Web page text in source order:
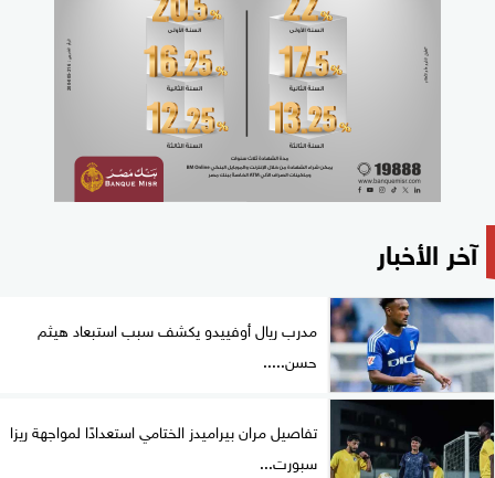
آخر الأخبار
مدرب ريال أوفييدو يكشف سبب استبعاد هيثم
حسن.....
تفاصيل مران بيراميدز الختامي استعدادًا لمواجهة ريزا
سبورت...